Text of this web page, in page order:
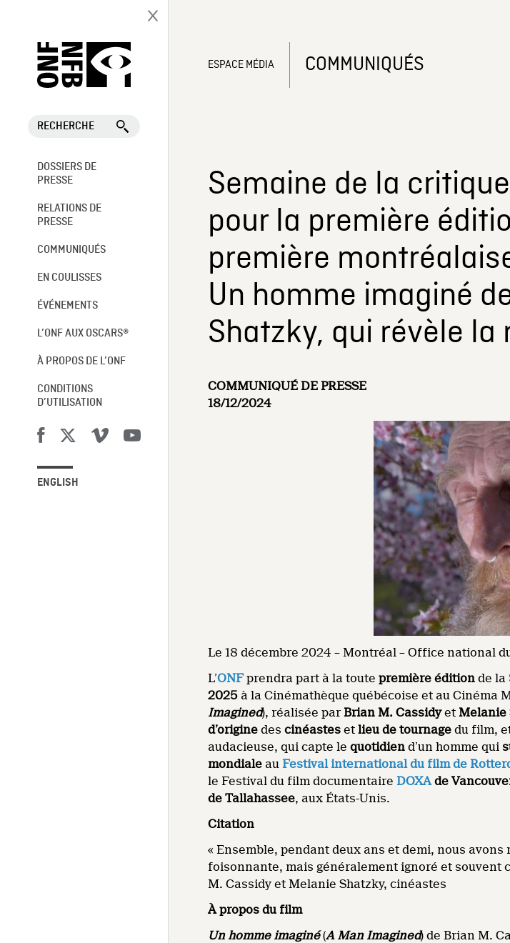
RECHERCHE
DOSSIERS DE
PRESSE
RELATIONS DE
PRESSE
COMMUNIQUÉS
EN COULISSES
ÉVÉNEMENTS
L’ONF AUX OSCARS®
À PROPOS DE L’ONF
CONDITIONS
D’UTILISATION
ENGLISH
ESPACE MÉDIA COMMUNIQUÉS
Semaine de la
pour la première
première
Un homme imaginé
Shatzky, qui révèle la
COMMUNIQUÉ DE PRESSE
18/12/2024
Le 18 décembre 2024 – Montréal – Office national
L’ONF prendra part à la toutepremière édition de la
2025 à la Cinémathèque québécoise et au Cinéma
Imagined), réalisée parBrian M. Cassidyet Melanie
d’origine descinéastes etlieu de tournage du film,
audacieuse, qui capte lequotidiend’un homme qui
mondiale au Festival international du film de
le Festival du film documentaire DOXAde
de Tallahassee, aux États-Unis.
Citation
« Ensemble, pendant deux ans et demi, nous
foisonnante, mais généralement ignoré et souvent
M. Cassidy et Melanie Shatzky, cinéastes
À propos du film
Un homme imaginé(A Man Imagined) de Brian M.